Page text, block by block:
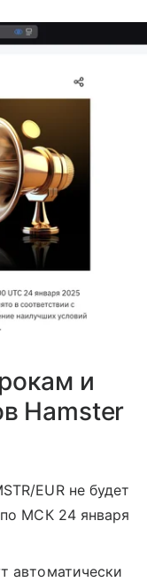
и
Hamster
EUR не будет
МСК 24 января
автоматически